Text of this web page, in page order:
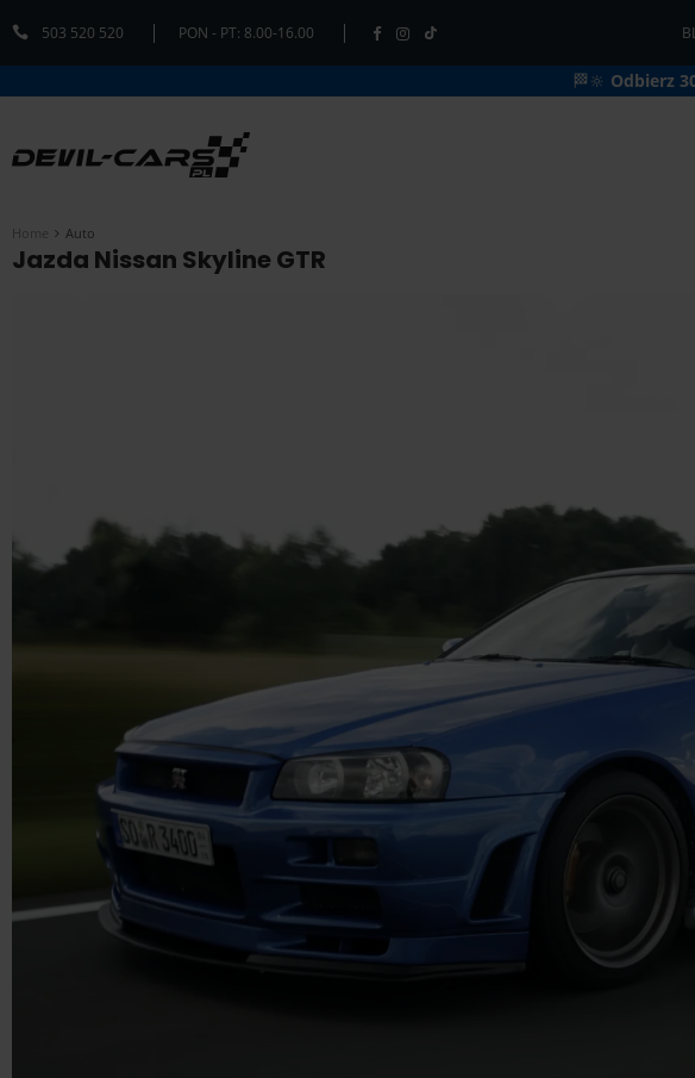
503 520 520 PON - PT: 8.00-16.00
🏁🔆 Odbierz
Home Auto
Jazda Nissan Skyline GTR